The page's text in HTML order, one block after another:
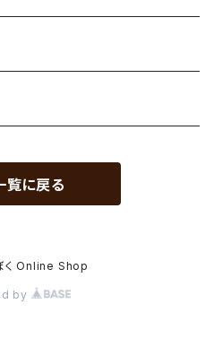
覧に戻る
く Online Shop
by